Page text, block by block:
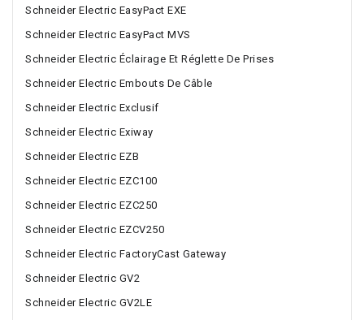
Schneider Electric EasyPact EXE
Schneider Electric EasyPact MVS
Schneider Electric Éclairage Et Réglette De Prises
Schneider Electric Embouts De Câble
Schneider Electric Exclusif
Schneider Electric Exiway
Schneider Electric EZB
Schneider Electric EZC100
Schneider Electric EZC250
Schneider Electric EZCV250
Schneider Electric FactoryCast Gateway
Schneider Electric GV2
Schneider Electric GV2LE